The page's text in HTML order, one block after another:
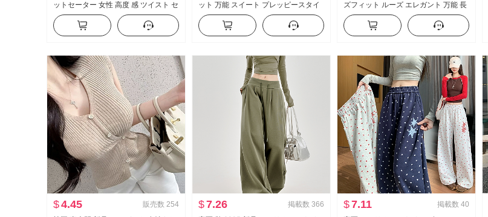
ットセーター 女性 高度 感 ツイスト セ
ーター スリムフィット スリム効果 ト
ップス
ット 万能 スイート プレッピースタイ
ル フリル 長袖 シャツ レディーストッ
プス
ズフィット ルーズ エレガント 万能 長
袖 レース ニット ブラウス キャミソー
ル
$4.45 販売数 254
$7.26 掲載数 366
$7.11 掲載数 40